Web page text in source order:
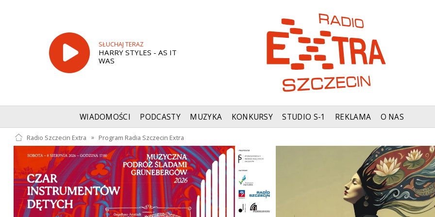
SŁUCHAJ TERAZ
HARRY STYLES - AS IT
WAS
WIADOMOŚCI PODCASTY MUZYKA KONKURSY STUDIO S-1 REKLAMA O NAS
Radio Szczecin Extra » Program Radia Szczecin Extra